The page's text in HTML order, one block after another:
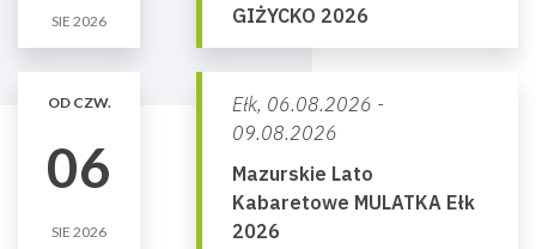
SIE 2026
GIŻYCKO 2026
OD CZW.
06
SIE 2026
Ełk, 06.08.2026 -
09.08.2026
Mazurskie Lato
Kabaretowe MULATKA Ełk
2026